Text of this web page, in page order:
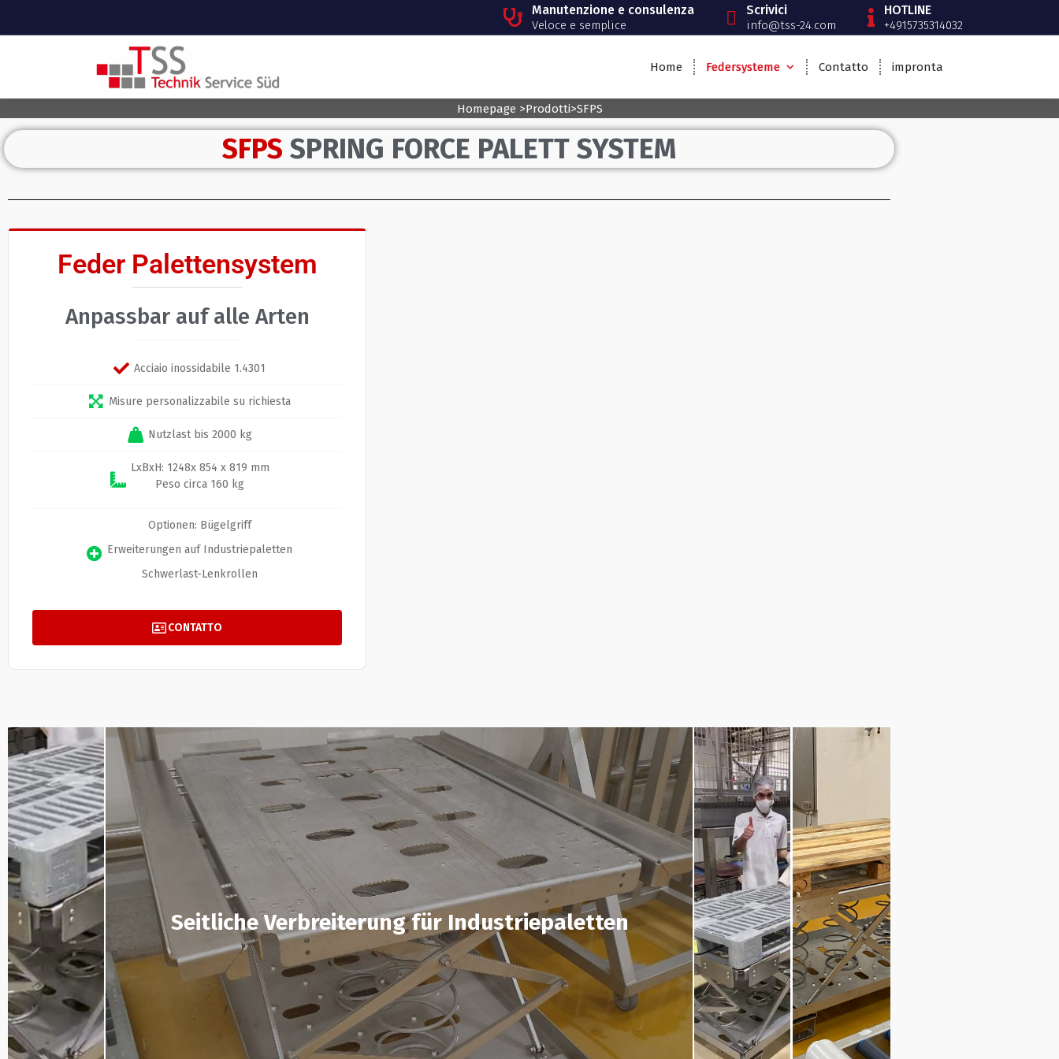
Manutenzione e consulenza
Veloce e semplice
Scrivici
info@tss-24.com
HOTLINE
+4915735314032
Home Federsysteme Contatto impronta
Homepage >Prodotti>SFPS
SFPS SPRING FORCE PALETT SYSTEM
Feder Palettensystem
Anpassbar auf alle Arten
Acciaio inossidabile 1.4301
Misure personalizzabile su richiesta
Nutzlast bis 2000 kg
LxBxH: 1248x 854 x 819 mm
Peso circa 160 kg
Optionen: Bügelgriff
Erweiterungen auf Industriepaletten
Schwerlast-Lenkrollen
CONTATTO
Seitliche Verbreiterung für Industriepaletten